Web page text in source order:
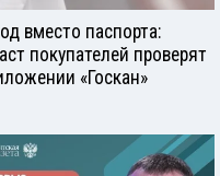
вместо паспорта:
покупателей проверят
«Госкан»